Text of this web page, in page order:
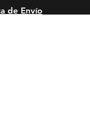
de Envío